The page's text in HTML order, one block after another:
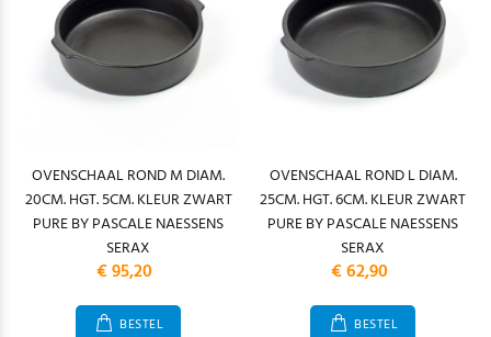
OVENSCHAAL ROND M DIAM.
20CM. HGT. 5CM. KLEUR ZWART
PURE BY PASCALE NAESSENS
SERAX
€ 95,20
BESTEL
OVENSCHAAL ROND L DIAM.
25CM. HGT. 6CM. KLEUR ZWART
PURE BY PASCALE NAESSENS
SERAX
€ 62,90
BESTEL